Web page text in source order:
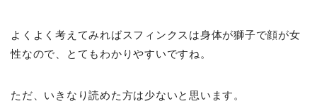
よくよく考えてみればスフィンクスは身体が獅子で顔が女
性なので、とてもわかりやすいですね。
ただ、いきなり読めた方は少ないと思います。